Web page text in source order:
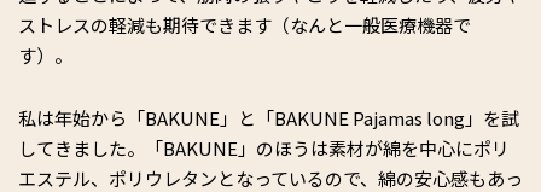
ストレスの軽減も期待できます（なんと一般医療機器で
す）。
私は年始から「BAKUNE」と「BAKUNE Pajamas long」を試
してきました。「BAKUNE」のほうは素材が綿を中心にポリ
エステル、ポリウレタンとなっているので、綿の安心感もあっ